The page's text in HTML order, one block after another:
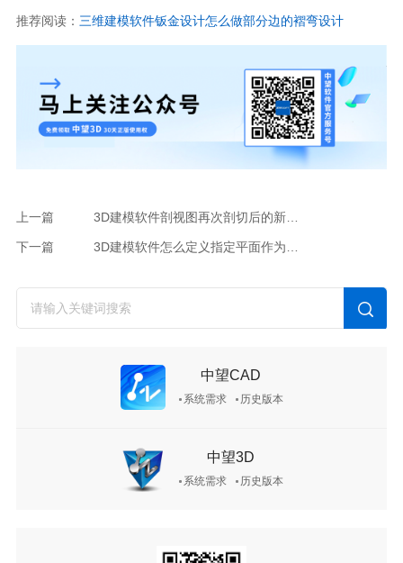
推荐阅读： 三维建模软件钣金设计怎么做部分边的褶弯设计
上一篇 3D建模软件剖视图再次剖切后的新剖视图怎么完整显示
下一篇
中望CAD
系统需求 历史版本
中望3D
系统需求 历史版本